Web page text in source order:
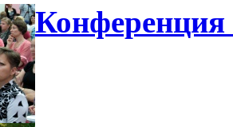
Конференция